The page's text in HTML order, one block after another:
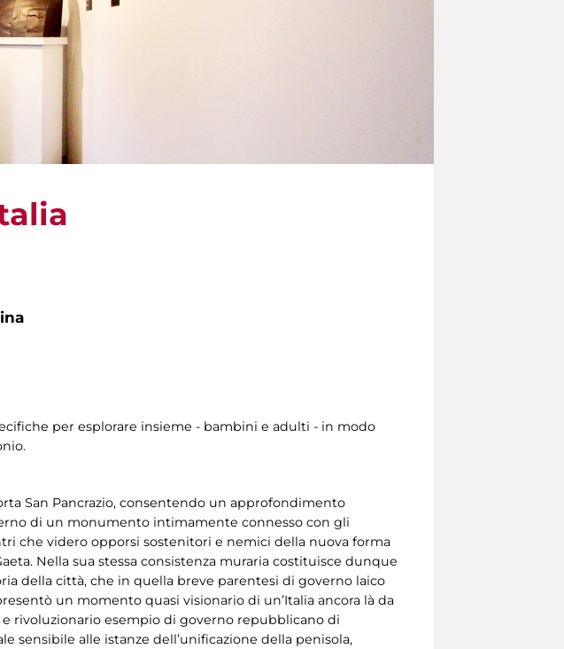
per esplorare insieme - bambini e adulti - in modo
San Pancrazio, consentendo un approfondimento
di un monumento intimamente connesso con gli
che videro opporsi sostenitori e nemici della nuova forma
Nella sua stessa consistenza muraria costituisce dunque
della città, che in quella breve parentesi di governo laico
un momento quasi visionario di un’Italia ancora là da
rivoluzionario esempio di governo repubblicano di
sensibile alle istanze dell’unificazione della penisola,